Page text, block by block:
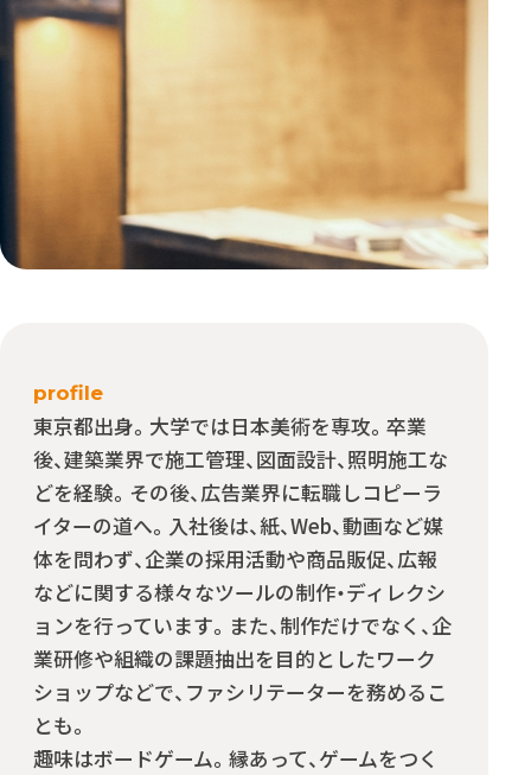
profile
東京都出身。大学では日本美術を専攻。卒業
後、建築業界で施工管理、図面設計、照明施工な
どを経験。その後、広告業界に転職しコピーラ
イターの道へ。入社後は、紙、Web、動画など媒
体を問わず、企業の採用活動や商品販促、広報
などに関する様々なツールの制作・ディレクシ
ョンを行っています。また、制作だけでなく、企
業研修や組織の課題抽出を目的としたワーク
ショップなどで、ファシリテーターを務めるこ
とも。
趣味はボードゲーム。縁あって、ゲームをつく